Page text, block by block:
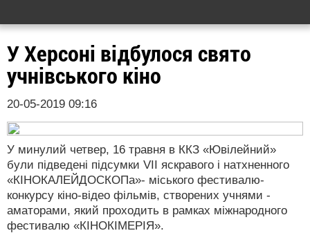
У Херсоні відбулося свято
учнівського кіно
20-05-2019 09:16
У минулий четвер, 16 травня в ККЗ «Ювілейний»
були підведені підсумки VII яскравого і натхненного
«КІНОКАЛЕЙДОСКОПа»- міського фестивалю-
конкурсу кіно-відео фільмів, створених учнями -
аматорами, який проходить в рамках міжнародного
фестивалю «КІНОКІМЕРІЯ».